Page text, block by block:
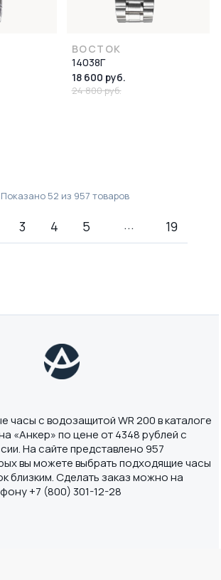
ВОСТОК
14038Г
18 600 руб.
24 800 руб.
Показано 52 из 957 товаров
3 4 5 19
часы с водозащитой WR 200 в каталоге
«Анкер» по цене от 4348 рублей с
На сайте представлено 957
вы можете выбрать подходящие часы
близким. Сделать заказ можно на
+7 (800) 301-12-28